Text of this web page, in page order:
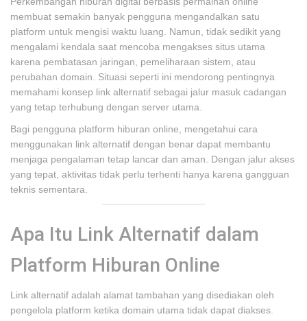
membuat semakin banyak pengguna mengandalkan satu
platform untuk mengisi waktu luang. Namun, tidak sedikit yang
mengalami kendala saat mencoba mengakses situs utama
karena pembatasan jaringan, pemeliharaan sistem, atau
perubahan domain. Situasi seperti ini mendorong pentingnya
memahami konsep link alternatif sebagai jalur masuk cadangan
yang tetap terhubung dengan server utama.
Bagi pengguna platform hiburan online, mengetahui cara
menggunakan link alternatif dengan benar dapat membantu
menjaga pengalaman tetap lancar dan aman. Dengan jalur akses
yang tepat, aktivitas tidak perlu terhenti hanya karena gangguan
teknis sementara.
Apa Itu Link Alternatif dalam
Platform Hiburan Online
Link alternatif adalah alamat tambahan yang disediakan oleh
pengelola platform ketika domain utama tidak dapat diakses.